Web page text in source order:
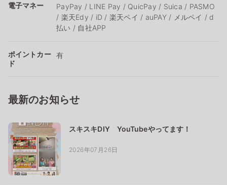
電子マネー
PayPay / LINE Pay / QuicPay / Suica / PASMO
/ 楽天Edy / iD / 楽天ペイ / auPAY / メルペイ / d
払い / 自社APP
ポイントカー
ド
有
最新のお知らせ
スキスキDIY YouTubeやってます！
2026年07月26日